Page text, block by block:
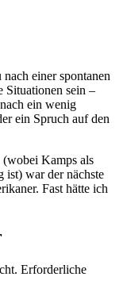
einer spontanen
Situationen sein –
ein wenig
ein Spruch auf den
(wobei Kamps als
ist) war der nächste
Fast hätte ich
Erforderliche